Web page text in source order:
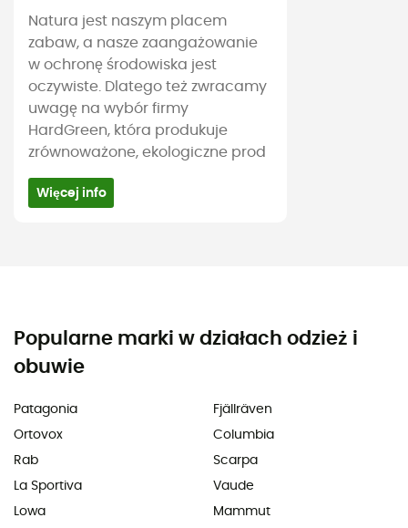
Natura jest naszym placem
zabaw, a nasze zaangażowanie
w ochronę środowiska jest
oczywiste. Dlatego też zwracamy
uwagę na wybór firmy
HardGreen, która produkuje
zrównoważone, ekologiczne prod
Więcej info
Popularne marki w działach odzież i
obuwie
Patagonia
Ortovox
Rab
La Sportiva
Lowa
Fjällräven
Columbia
Scarpa
Vaude
Mammut